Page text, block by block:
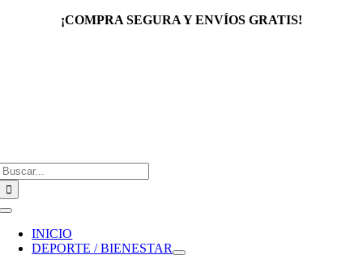
¡COMPRA SEGURA Y ENVÍOS GRATIS!
Toggle
Navigation
INICIO
DEPORTE / BIENESTAR